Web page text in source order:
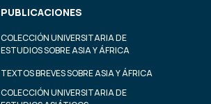
PUBLICACIONES
COLECCIÓN UNIVERSITARIA DE
ESTUDIOS SOBRE ASIA Y ÁFRICA
TEXTOS BREVES SOBRE ASIA Y ÁFRICA
COLECCIÓN UNIVERSITARIA DE